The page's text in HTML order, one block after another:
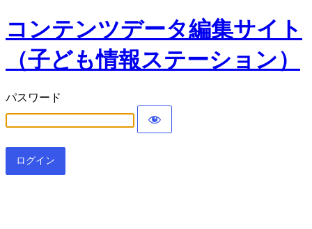
コンテンツデータ編集サイト
（子ども情報ステーション）
パスワード